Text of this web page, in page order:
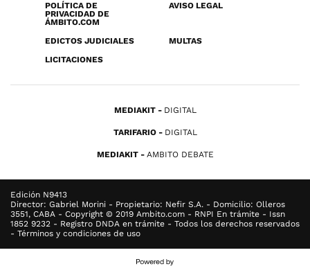
POLÍTICA DE
PRIVACIDAD DE
ÁMBITO.COM
AVISO LEGAL
EDICTOS JUDICIALES
MULTAS
LICITACIONES
MEDIAKIT DIGITAL
TARIFARIO DIGITAL
MEDIAKIT AMBITO DEBATE
Edición N9413
Director: Gabriel Morini - Propietario: Nefir S.A. - Domicilio: Olleros
3551, CABA - Copyright © 2019 Ambito.com - RNPI En trámite - Issn
1852 9232 - Registro DNDA en trámite - Todos los derechos reservados
- Términos y condiciones de uso